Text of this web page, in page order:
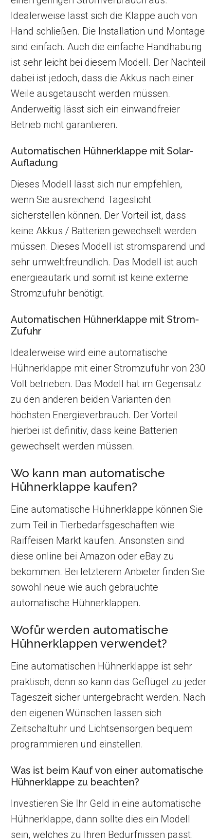
Idealerweise lässt sich die Klappe auch von
Hand schließen. Die Installation und Montage
sind einfach. Auch die einfache Handhabung
ist sehr leicht bei diesem Modell. Der Nachteil
dabei ist jedoch, dass die Akkus nach einer
Weile ausgetauscht werden müssen.
Anderweitig lässt sich ein einwandfreier
Betrieb nicht garantieren.
Automatischen Hühnerklappe mit Solar-
Aufladung
Dieses Modell lässt sich nur empfehlen,
wenn Sie ausreichend Tageslicht
sicherstellen können. Der Vorteil ist, dass
keine Akkus / Batterien gewechselt werden
müssen. Dieses Modell ist stromsparend und
sehr umweltfreundlich. Das Modell ist auch
energieautark und somit ist keine externe
Stromzufuhr benötigt.
Automatischen Hühnerklappe mit Strom-
Zufuhr
Idealerweise wird eine automatische
Hühnerklappe mit einer Stromzufuhr von 230
Volt betrieben. Das Modell hat im Gegensatz
zu den anderen beiden Varianten den
höchsten Energieverbrauch. Der Vorteil
hierbei ist definitiv, dass keine Batterien
gewechselt werden müssen.
Wo kann man automatische
Hühnerklappe kaufen?
Eine automatische Hühnerklappe können Sie
zum Teil in Tierbedarfsgeschäften wie
Raiffeisen Markt kaufen. Ansonsten sind
diese online bei Amazon oder eBay zu
bekommen. Bei letzterem Anbieter finden Sie
sowohl neue wie auch gebrauchte
automatische Hühnerklappen.
Wofür werden automatische
Hühnerklappen verwendet?
Eine automatischen Hühnerklappe ist sehr
praktisch, denn so kann das Geflügel zu jeder
Tageszeit sicher untergebracht werden. Nach
den eigenen Wünschen lassen sich
Zeitschaltuhr und Lichtsensorgen bequem
programmieren und einstellen.
Was ist beim Kauf von einer automatische
Hühnerklappe zu beachten?
Investieren Sie Ihr Geld in eine automatische
Hühnerklappe, dann sollte dies ein Modell
sein, welches zu Ihren Bedürfnissen passt.